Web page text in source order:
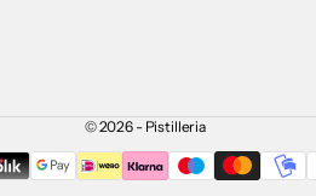
© 2026 - Pistilleria